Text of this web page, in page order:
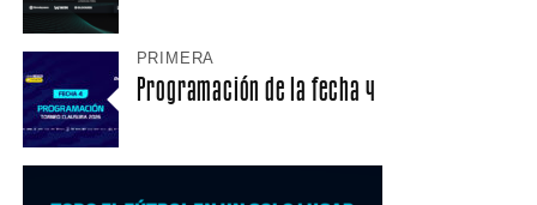
PRIMERA
Programación de la fecha 4